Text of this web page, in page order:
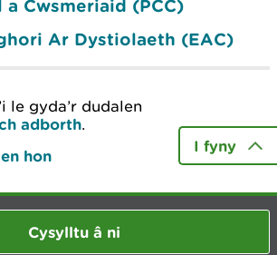
Cwsmeriaid (PCC)
Ar Dystiolaeth (EAC)
le gyda’r dudalen
adborth.
hon
I fyny
Cysylltu â ni